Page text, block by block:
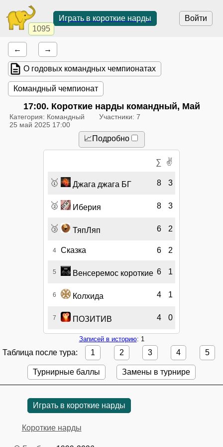
1095
Войти
Играть в короткие нарды
← →
О годовых командных чемпионатах
Командный чемпионат
17:00. Короткие нарды командный, Май
Категория: Командный
Участники: 7
25 май 2025 17:00
📈Подробно
∑ ✌
🥇 Джага джага БГ 8 3
🥈 Иберия 8 3
🥉 ТяпЛяп 6 2
4 Сказка 6 2
5 Венсеремос короткие 6 1
6 Колхида 4 1
7 ПОЗИТИВ 4 0
Записей в историю: 1
Таблица после тура: 1 2 3 4 5
Турнирные баллы Замены в турнире
Играть в короткие нарды
Короткие нарды